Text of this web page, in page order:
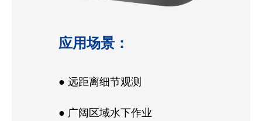
应用场景：
● 远距离细节观测
● 广阔区域水下作业